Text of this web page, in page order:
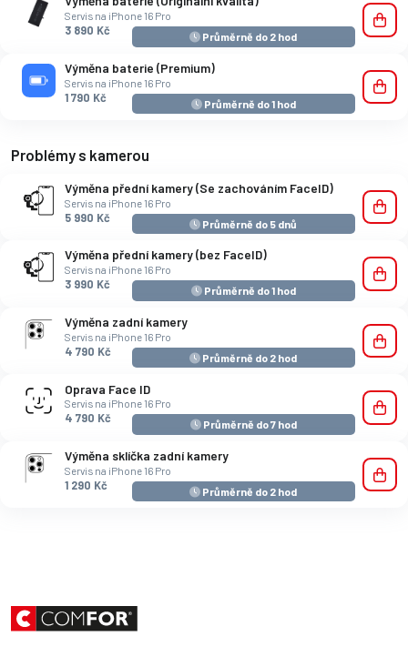
Servis na iPhone 16 Pro
3 890 Kč
Průměrně do 2 hod
Výměna baterie (Premium)
Servis na iPhone 16 Pro
1 790 Kč
Průměrně do 1 hod
Problémy s kamerou
Výměna přední kamery (Se zachováním FaceID)
Servis na iPhone 16 Pro
5 990 Kč
Průměrně do 5 dnů
Výměna přední kamery (bez FaceID)
Servis na iPhone 16 Pro
3 990 Kč
Průměrně do 1 hod
Výměna zadní kamery
Servis na iPhone 16 Pro
4 790 Kč
Průměrně do 2 hod
Oprava Face ID
Servis na iPhone 16 Pro
4 790 Kč
Průměrně do 7 hod
Výměna sklíčka zadní kamery
Servis na iPhone 16 Pro
1 290 Kč
Průměrně do 2 hod